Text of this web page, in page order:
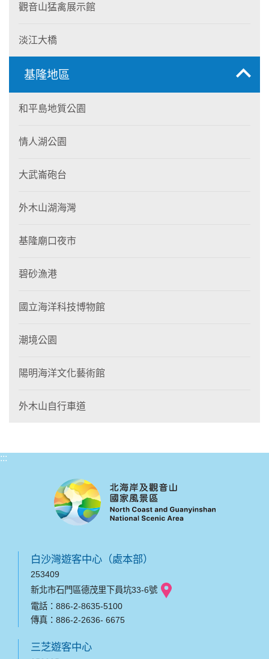
觀音山猛禽展示館
淡江大橋
基隆地區
和平島地質公園
情人湖公園
大武崙砲台
外木山湖海灣
基隆廟口夜市
碧砂漁港
國立海洋科技博物館
潮境公園
陽明海洋文化藝術館
外木山自行車道
:::
白沙灣遊客中心（處本部）
253409
新北市石門區德茂里下員坑33-6號
電話：886-2-8635-5100
傳真：886-2-2636- 6675
三芝遊客中心